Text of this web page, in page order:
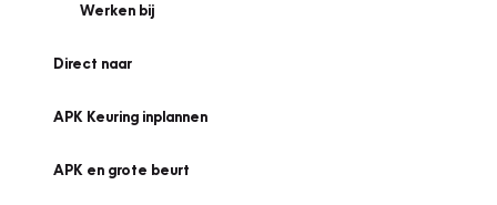
Werken bij
Direct naar
APK Keuring inplannen
APK en grote beurt